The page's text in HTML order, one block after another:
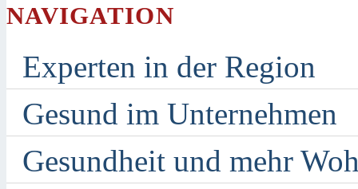
NAVIGATION
Experten in der Region
Gesund im Unternehmen
Gesundheit und mehr